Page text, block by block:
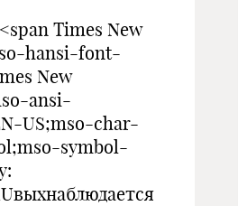
Times New
hansi-font-
New
ansi-
US;mso-char-
symbol-